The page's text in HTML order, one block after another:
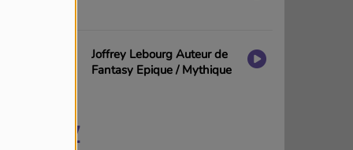
Joffrey Lebourg Auteur de
Fantasy Epique / Mythique
PARTICIPEZ